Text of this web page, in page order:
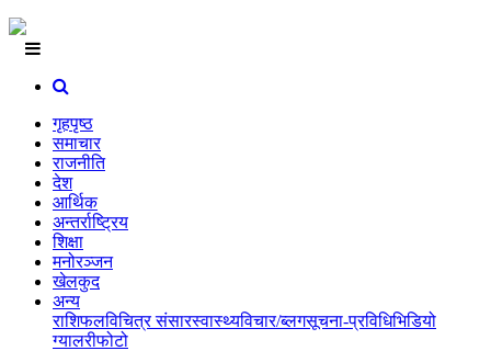
गृहपृष्ठ
समाचार
राजनीति
देश
आर्थिक
अन्तर्राष्ट्रिय
शिक्षा
मनोरञ्जन
खेलकुद
अन्य
राशिफलविचित्र संसारस्वास्थ्यविचार/ब्लगसूचना-प्रविधिभिडियो
ग्यालरीफोटो